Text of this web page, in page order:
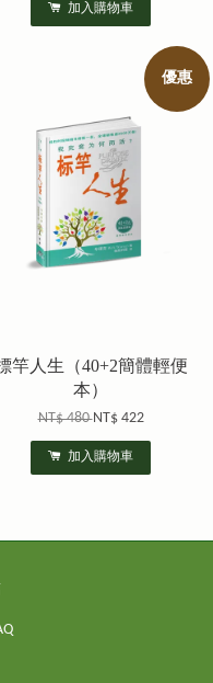
加入購物車
優惠
竿人生（40+2簡體輕便
本）
NT$ 480NT$ 422
加入購物車